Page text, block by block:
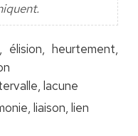
élision, heurtement,
lacune
liaison, lien